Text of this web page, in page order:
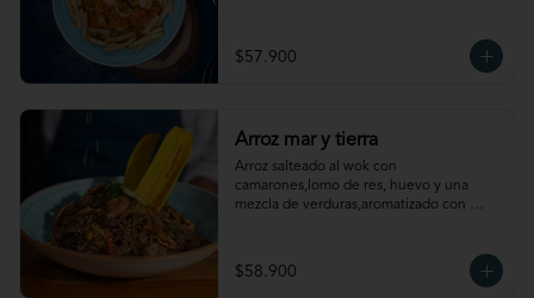
$57.900
Arroz mar y tierra
Arroz salteado al wok con
camarones,lomo de res, huevo y una
mezcla de verduras,aromatizado con
$58.900